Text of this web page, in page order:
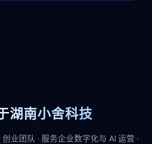
湖南小舍科技
业团队 · 服务企业数字化与 AI 运营 ·